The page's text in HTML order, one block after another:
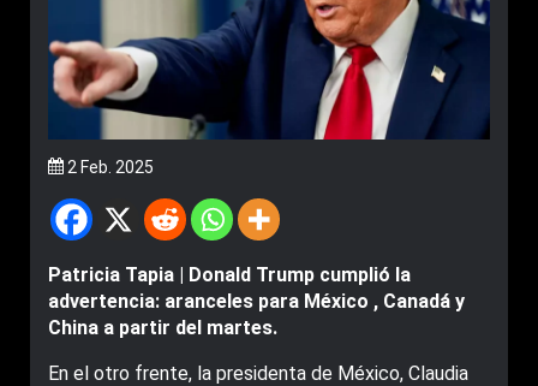
2 Feb. 2025
Patricia Tapia | Donald Trump cumplió la
advertencia: aranceles para México , Canadá y
China a partir del martes.
En el otro frente, la presidenta de México, Claudia